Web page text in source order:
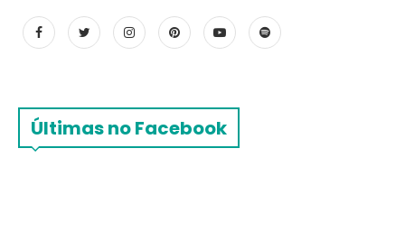
Últimas no Facebook